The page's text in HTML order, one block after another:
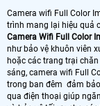
Camera wifi Full Color
trình mang lại hiệu quả
Camera Wifi Full Color
như bảo vệ khuôn viên
hoặc các trang trại
sáng, camera wifi Full
trong ban đêm đảm
qua điện thoại giúp